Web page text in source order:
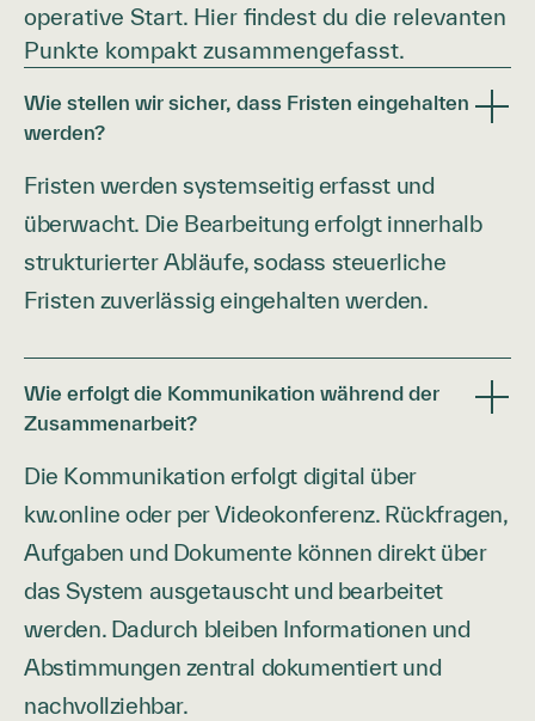
operative Start. Hier findest du die relevanten
Punkte kompakt zusammengefasst.
Wie stellen wir sicher, dass Fristen eingehalten
werden?
Fristen werden systemseitig erfasst und
überwacht. Die Bearbeitung erfolgt innerhalb
strukturierter Abläufe, sodass steuerliche
Fristen zuverlässig eingehalten werden.
Wie erfolgt die Kommunikation während der
Zusammenarbeit?
Die Kommunikation erfolgt digital über
kw.online oder per Videokonferenz. Rückfragen,
Aufgaben und Dokumente können direkt über
das System ausgetauscht und bearbeitet
werden. Dadurch bleiben Informationen und
Abstimmungen zentral dokumentiert und
nachvollziehbar.